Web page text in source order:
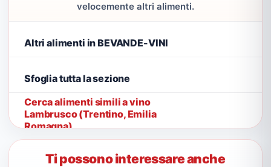
velocemente altri alimenti.
Altri alimenti in BEVANDE-VINI
Sfoglia tutta la sezione
Cerca alimenti simili a vino
Lambrusco (Trentino, Emilia
Romagna)
Ti possono interessare anche